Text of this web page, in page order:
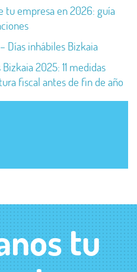
tu empresa en 2026: guía
Días inhábiles Bizkaia
2025: 11 medidas
fiscal antes de fin de año
tu